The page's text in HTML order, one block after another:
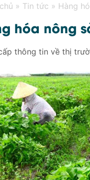
» Tin tức » Hàng
hóa nông
thông tin về thị